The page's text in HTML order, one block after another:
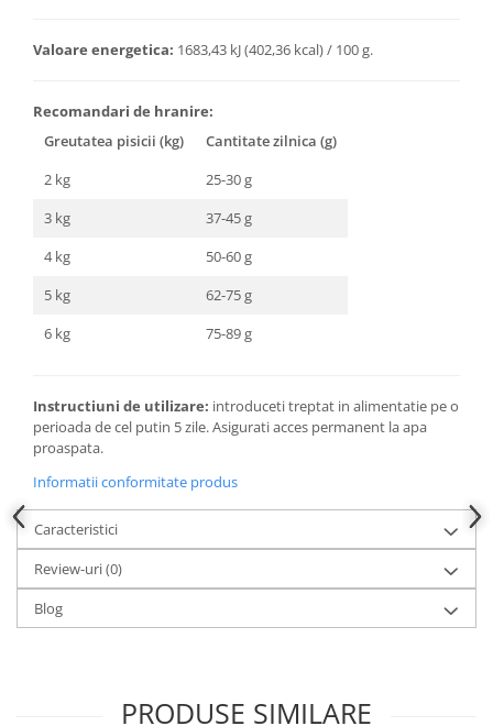
Valoare energetica: 1683,43 kJ (402,36 kcal) / 100 g.
Recomandari de hranire:
Greutatea pisicii (kg)
Cantitate zilnica (g)
2 kg
25-30 g
3 kg
37-45 g
4 kg
50-60 g
5 kg
62-75 g
6 kg
75-89 g
Instructiuni de utilizare: introduceti treptat in alimentatie pe o
perioada de cel putin 5 zile. Asigurati acces permanent la apa
proaspata.
Informatii conformitate produs
Caracteristici
Review-uri(0)
Blog
PRODUSE SIMILARE